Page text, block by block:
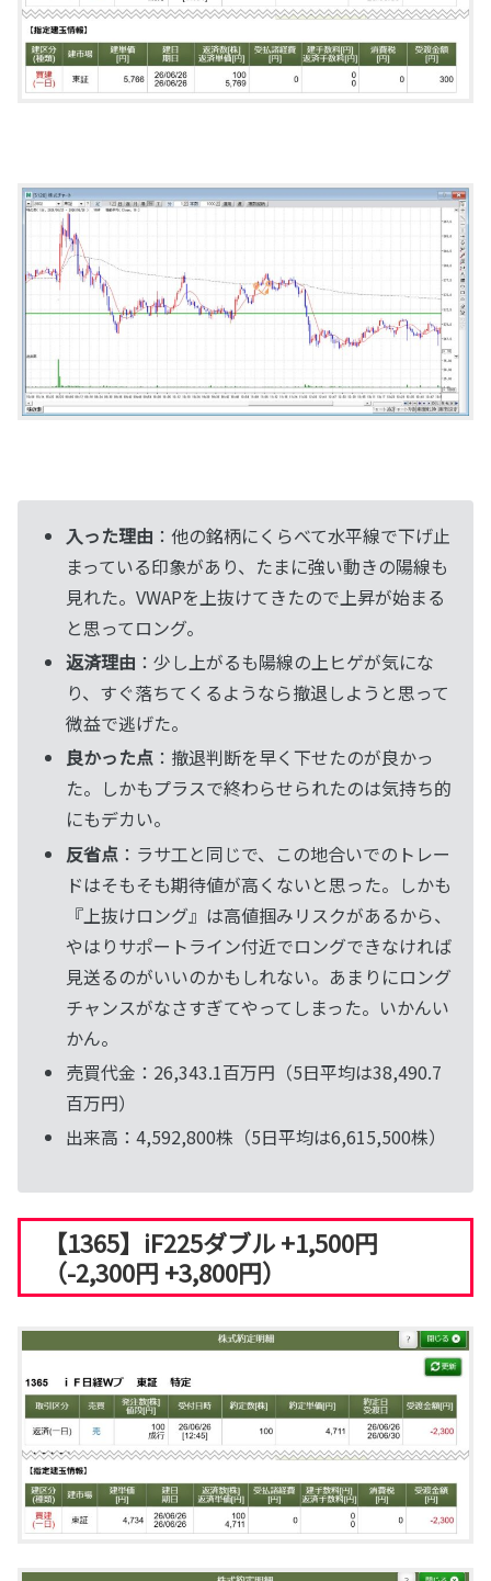
入った理由 ：他の銘柄にくらべて水平線で下げ止
まっている印象があり、たまに強い動きの陽線も
見れた。VWAPを上抜けてきたので上昇が始まる
と思ってロング。
返済理由 ：少し上がるも陽線の上ヒゲが気にな
り、すぐ落ちてくるようなら撤退しようと思って
微益で逃げた。
良かった点 ：撤退判断を早く下せたのが良かっ
た。しかもプラスで終わらせられたのは気持ち的
にもデカい。
反省点 ：ラサ工と同じで、この地合いでのトレー
ドはそもそも期待値が高くないと思った。しかも
『上抜けロング』は高値掴みリスクがあるから、
やはりサポートライン付近でロングできなければ
見送るのがいいのかもしれない。あまりにロング
チャンスがなさすぎてやってしまった。いかんい
かん。
売買代金：26,343.1百万円（5日平均は38,490.7
百万円）
出来高：4,592,800株（5日平均は6,615,500株）
【1365】iF225ダブル +1,500円
（-2,300円 +3,800円）